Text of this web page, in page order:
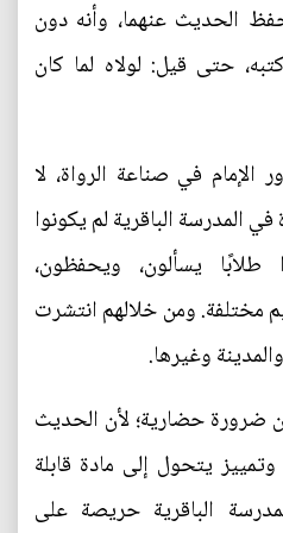
الحديث عنهما، وأنه دون
حتى قيل: لولاه لما كان
في صناعة الرواة، لا
المدرسة الباقرية لم يكونوا
طلابًا يسألون، ويحفظون،
مختلفة. ومن خلالهم انتشرت
وغيرها.
ضرورة حضارية؛ لأن الحديث
يتحول إلى مادة قابلة
الباقرية حريصة على